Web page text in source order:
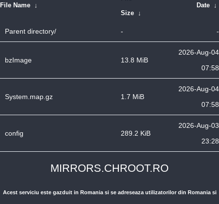
File Name ↓
Size ↓
Date ↓
Parent directory/ - -
bzImage 13.8 MiB
2026-Aug-04
07:58
System.map.gz 1.7 MiB
2026-Aug-04
07:58
config 289.2 KiB
2026-Aug-03
23:28
MIRRORS.CHROOT.RO
Acest serviciu este gazduit in Romania si se adreseaza utilizatorilor din Romania si